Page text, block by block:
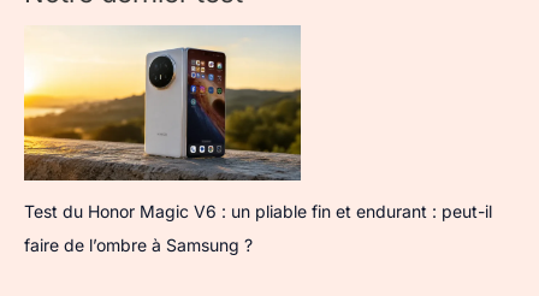
Test du Honor Magic V6 : un pliable fin et endurant : peut-il
faire de l’ombre à Samsung ?